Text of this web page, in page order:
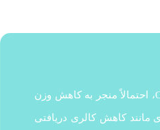
روزه‌داری متناوب، از جمله دوره‌های روزه‌داری طولانی مانند OMAD، احتمالاً منجر به کاهش وزن
کاهش کالری دریافتی